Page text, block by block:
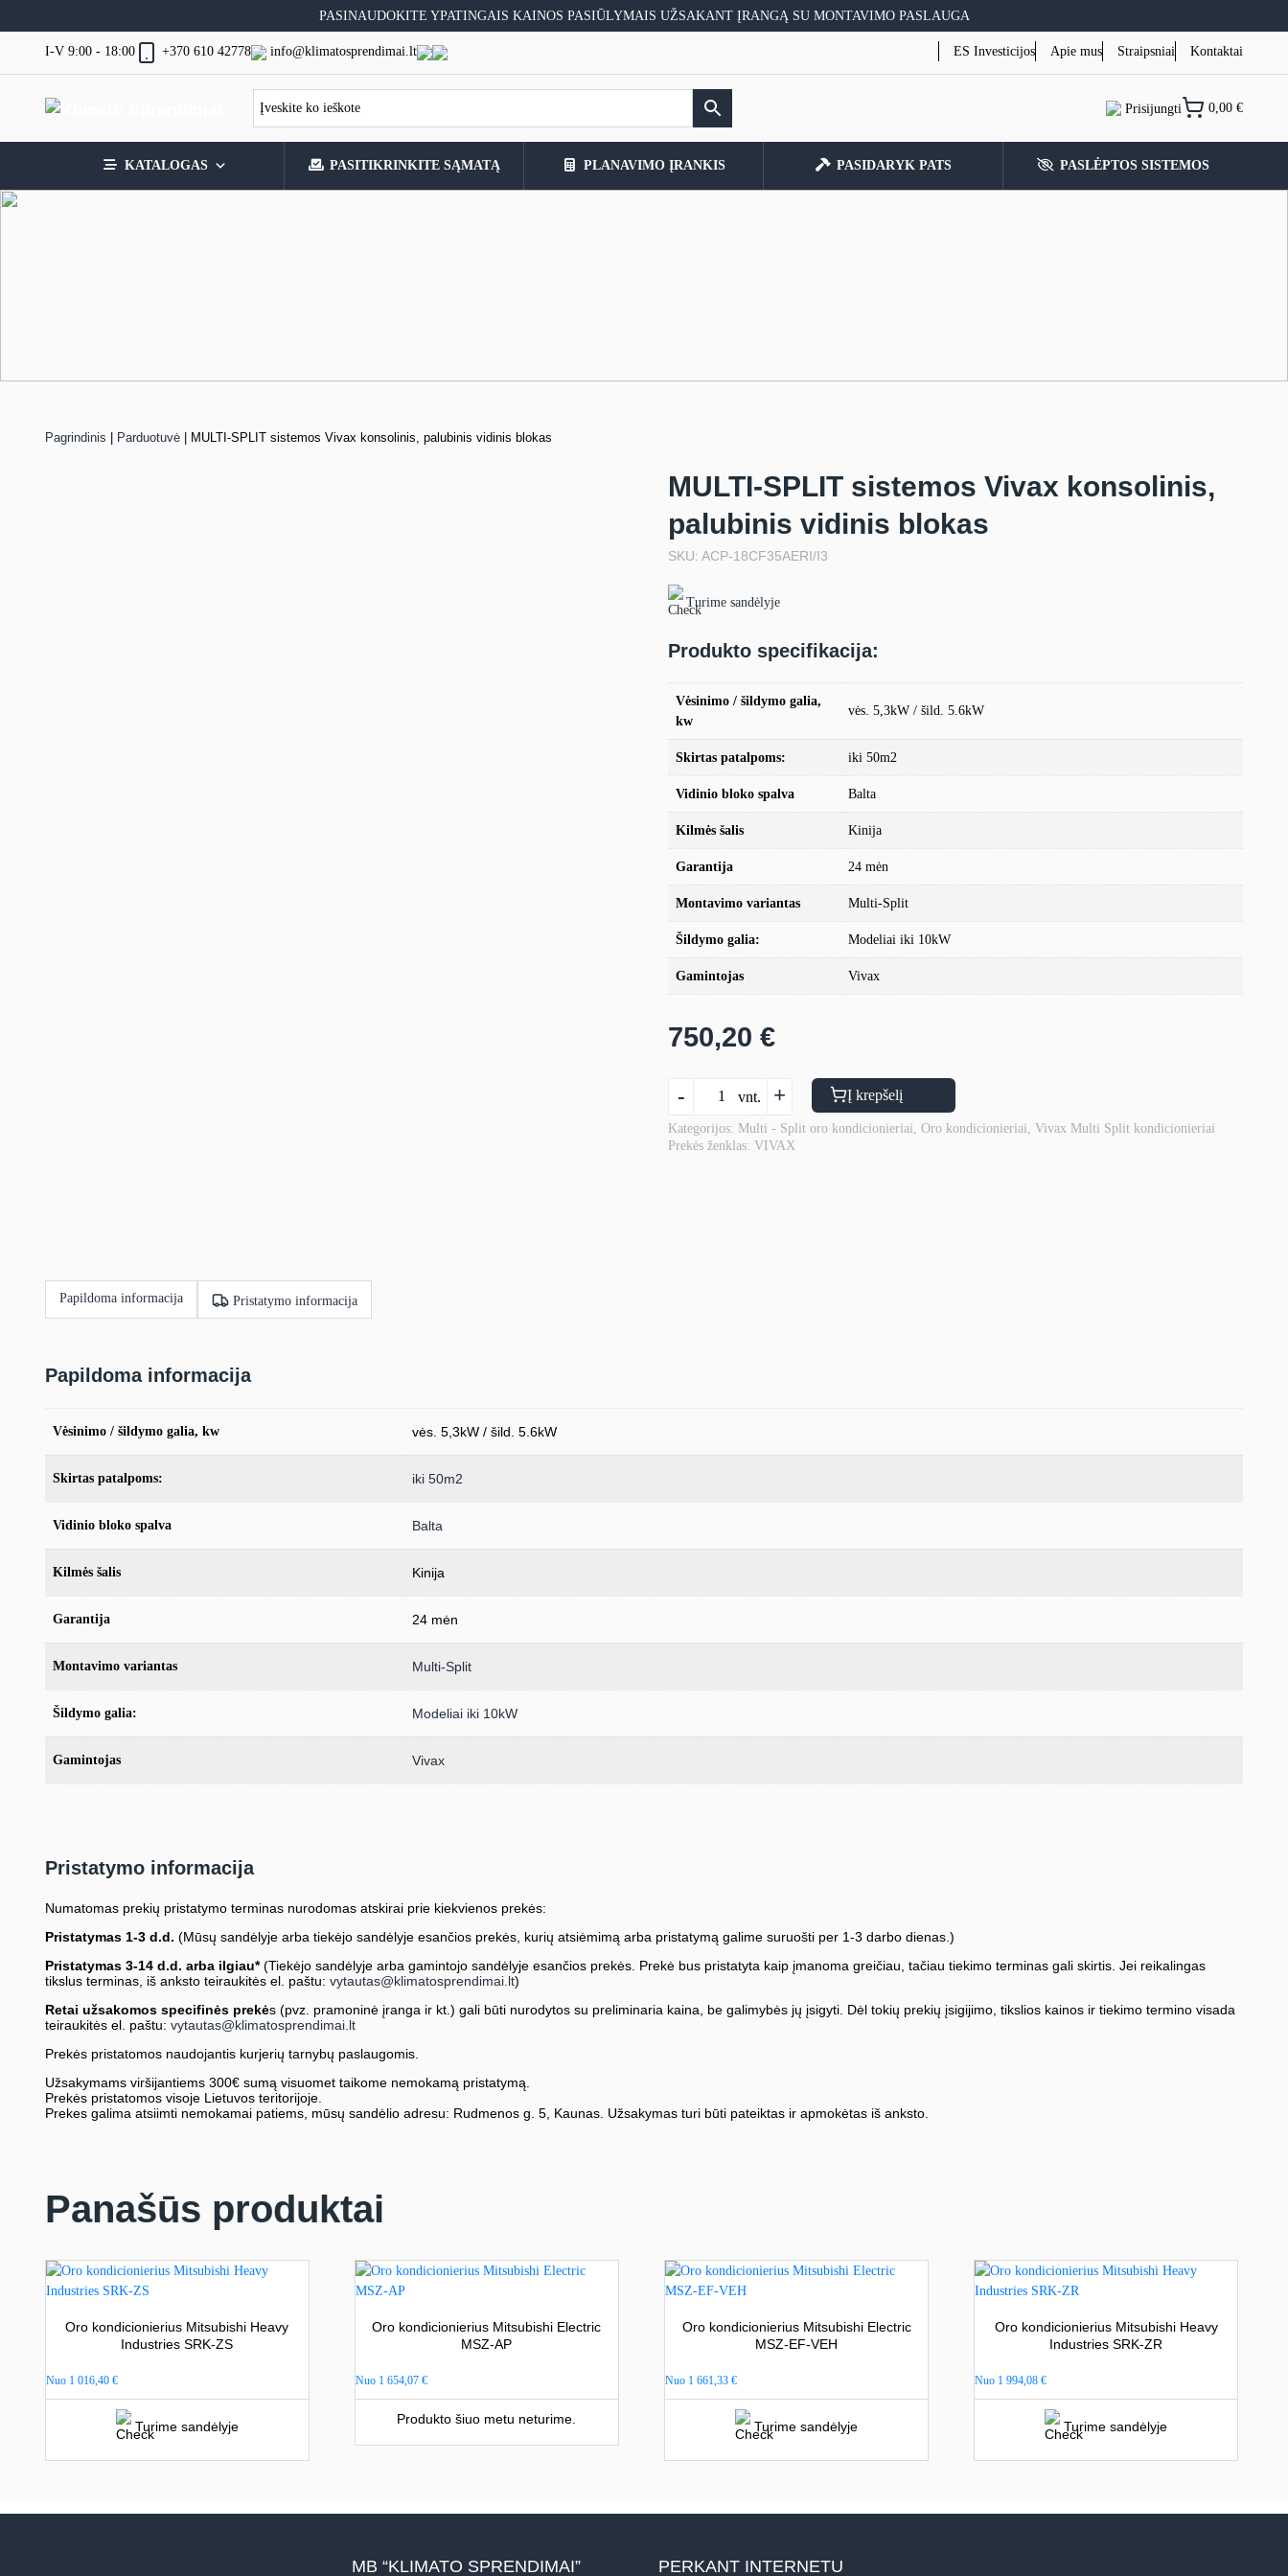
to
PASINAUDOKITE YPATINGAIS KAINOS PASIŪLYMAIS UŽSAKANT ĮRANGĄ SU MONTAVIMO PASLAUGA
I-V 9:00 - 18:00 +370 610 42778 info@klimatosprendimai.lt ES Investicijos Apie mus Straipsniai Kontaktai
Prisijungti 0,00 €
KATALOGAS PASITIKRINKITE SĄMATĄ PLANAVIMO ĮRANKIS PASIDARYK PATS PASLĖPTOS SISTEMOS
Pagrindinis Parduotuvė MULTI-SPLIT sistemos Vivax konsolinis, palubinis vidinis blokas
MULTI-SPLIT sistemos Vivax konsolinis,
palubinis vidinis blokas
SKU: ACP-18CF35AERI/I3
Turime sandėlyje
Produkto specifikacija:
Vėsinimo / šildymo galia,
kw
vės. 5,3kW / šild. 5.6kW
Skirtas patalpoms: iki 50m2
Vidinio bloko spalva Balta
Kilmės šalis Kinija
Garantija 24 mėn
Montavimo variantas Multi-Split
Šildymo galia: Modeliai iki 10kW
Gamintojas Vivax
750,20 €
-
MULTI-
SPLIT
vnt. + Į krepšelį
Kategorijos: Multi - Split oro kondicionieriai Oro kondicionieriai Vivax Multi Split kondicionieriai
Prekės ženklas: VIVAX
Papildoma informacija Pristatymo informacija
Papildoma informacija
Vėsinimo / šildymo galia, kw vės. 5,3kW / šild. 5.6kW
Skirtas patalpoms: iki 50m2
Vidinio bloko spalva Balta
Kilmės šalis Kinija
Garantija 24 mėn
Montavimo variantas Multi-Split
Šildymo galia: Modeliai iki 10kW
Gamintojas Vivax
Pristatymo informacija
Numatomas prekių pristatymo terminas nurodomas atskirai prie kiekvienos prekės:
Pristatymas 1-3 d.d. (Mūsų sandėlyje arba tiekėjo sandėlyje esančios prekės, kurių atsiėmimą arba pristatymą galime suruošti per 1-3 darbo dienas.)
Pristatymas 3-14 d.d. arba ilgiau*(Tiekėjo sandėlyje arba gamintojo sandėlyje esančios prekės. Prekė bus pristatyta kaip įmanoma greičiau, tačiau tiekimo terminas gali skirtis. Jei reikalingas
tikslus terminas, iš anksto teiraukitės el. paštu: vytautas@klimatosprendimai.lt)
Retai užsakomos specifinės prekės (pvz. pramoninė įranga ir kt.) gali būti nurodytos su preliminaria kaina, be galimybės jų įsigyti. Dėl tokių prekių įsigijimo, tikslios kainos ir tiekimo termino visada
teiraukitės el. paštu: vytautas@klimatosprendimai.lt
Prekės pristatomos naudojantis kurjerių tarnybų paslaugomis.
Užsakymams viršijantiems 300€ sumą visuomet taikome nemokamą pristatymą.
Prekės pristatomos visoje Lietuvos teritorijoje.
Prekes galima atsiimti nemokamai patiems, mūsų sandėlio adresu: Rudmenos g. 5, Kaunas. Užsakymas turi būti pateiktas ir apmokėtas iš anksto.
Panašūs produktai
Oro kondicionierius Mitsubishi Heavy
Industries SRK-ZS
Nuo 1 016,40 €
Turime sandėlyje
Oro kondicionierius Mitsubishi Electric
MSZ-AP
Nuo 1 654,07€
Produkto šiuo metu neturime.
Oro kondicionierius Mitsubishi Electric
MSZ-EF-VEH
Nuo 1 661,33€
Turime sandėlyje
Oro kondicionierius Mitsubishi Heavy
Industries SRK-ZR
Nuo 1 994,08€
Turime sandėlyje
MB “KLIMATO SPRENDIMAI” PERKANT INTERNETU